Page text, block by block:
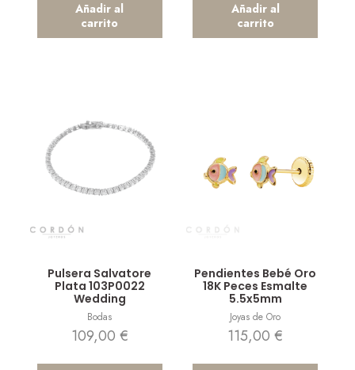
Añadir al
carrito
Añadir al
carrito
Pulsera Salvatore
Plata 103P0022
Wedding
Bodas
109,00 €
Pendientes Bebé Oro
18K Peces Esmalte
5.5x5mm
Joyas de Oro
115,00€